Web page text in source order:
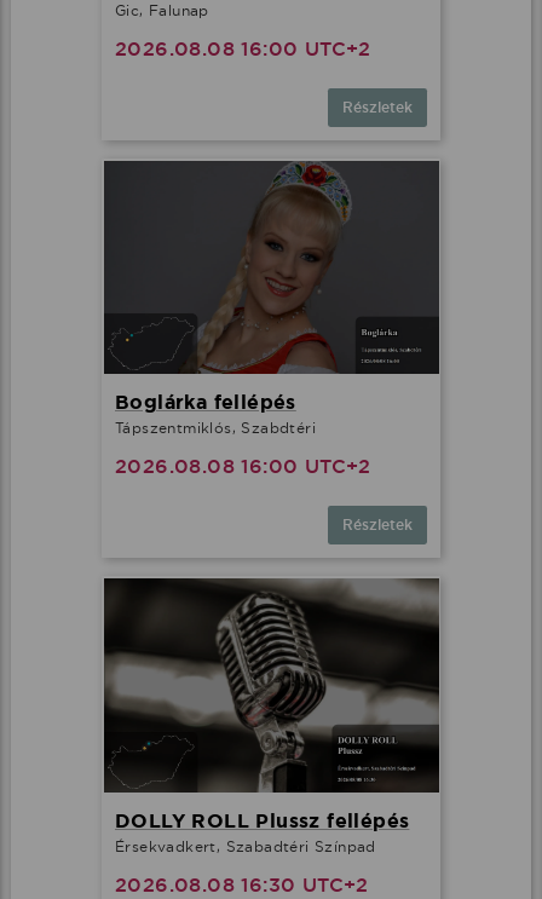
Gic, Falunap
2026.08.08 16:00 UTC+2
Részletek
Boglárka fellépés
Tápszentmiklós, Szabdtéri
2026.08.08 16:00 UTC+2
Részletek
DOLLY ROLL Plussz fellépés
Érsekvadkert, Szabadtéri Színpad
2026.08.08 16:30 UTC+2